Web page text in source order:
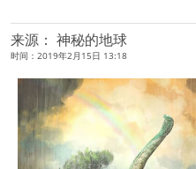
来源： 神秘的地球
时间：2019年2月15日 13:18